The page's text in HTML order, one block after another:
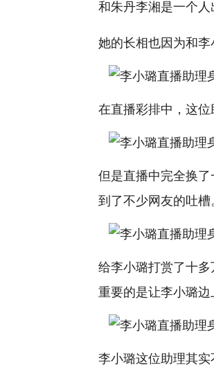
和朱丹李湘是一个
她的长相也因为和李
在直播彩排中，这位
但是直播中完全换
到了不少网友的吐槽。
给李小璐打赏了十
重要的是让李小璐
李小璐这位助理其